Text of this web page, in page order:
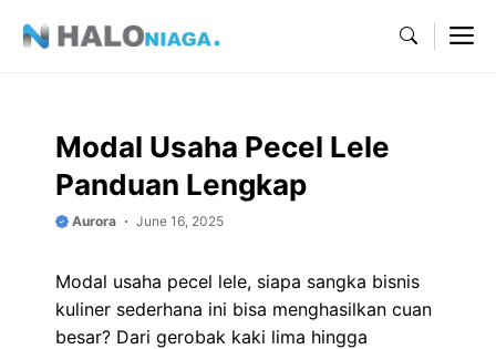
Modal Usaha Pecel Lele
Panduan Lengkap
Aurora June 16, 2025
Modal usaha pecel lele, siapa sangka bisnis
kuliner sederhana ini bisa menghasilkan cuan
besar? Dari gerobak kaki lima hingga